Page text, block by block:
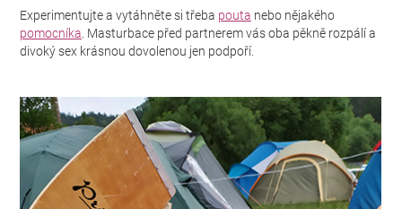
Experimentujte a vytáhněte si třeba pouta nebo nějakého
pomocníka. Masturbace před partnerem vás oba pěkně rozpálí a
divoký sex krásnou dovolenou jen podpoří.